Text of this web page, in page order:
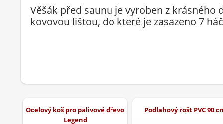
Věšák před saunu je vyroben z krásného
kovovou lištou, do které je zasazeno 7
Ocelový koš pro palivové dřevo
Legend
Podlahový rošt PVC 90